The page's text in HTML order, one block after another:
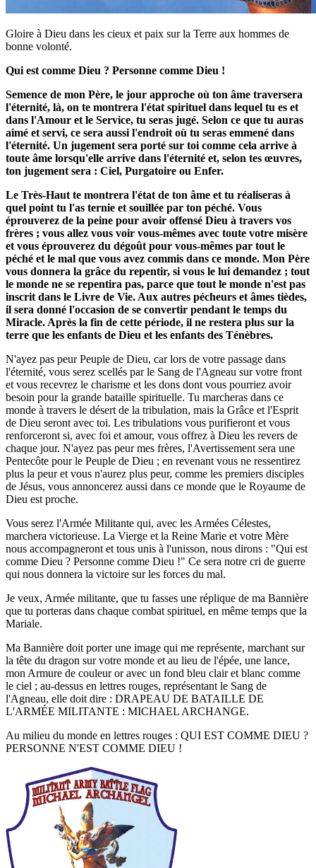
Gloire à Dieu dans les cieux et paix sur la Terre aux hommes de
bonne volonté.
Qui est comme Dieu ? Personne comme Dieu !
Semence de mon Père, le jour approche où ton âme traversera
l'éternité, là, on te montrera l'état spirituel dans lequel tu es et
dans l'Amour et le Service, tu seras jugé. Selon ce que tu auras
aimé et servi, ce sera aussi l'endroit où tu seras emmené dans
l'éternité. Un jugement sera porté sur toi comme cela arrive à
toute âme lorsqu'elle arrive dans l'éternité et, selon tes œuvres,
ton jugement sera : Ciel, Purgatoire ou Enfer.
Le Très-Haut te montrera l'état de ton âme et tu réaliseras à
quel point tu l'as ternie et souillée par ton péché. Vous
éprouverez de la peine pour avoir offensé Dieu à travers vos
frères ; vous allez vous voir vous-mêmes avec toute votre misère
et vous éprouverez du dégoût pour vous-mêmes par tout le
péché et le mal que vous avez commis dans ce monde. Mon Père
vous donnera la grâce du repentir, si vous le lui demandez ; tout
le monde ne se repentira pas, parce que tout le monde n'est pas
inscrit dans le Livre de Vie. Aux autres pécheurs et âmes tièdes,
il sera donné l'occasion de se convertir pendant le temps du
Miracle. Après la fin de cette période, il ne restera plus sur la
terre que les enfants de Dieu et les enfants des Ténèbres.
N'ayez pas peur Peuple de Dieu, car lors de votre passage dans
l'éternité, vous serez scellés par le Sang de l'Agneau sur votre front
et vous recevrez le charisme et les dons dont vous pourriez avoir
besoin pour la grande bataille spirituelle. Tu marcheras dans ce
monde à travers le désert de la tribulation, mais la Grâce et l'Esprit
de Dieu seront avec toi. Les tribulations vous purifieront et vous
renforceront si, avec foi et amour, vous offrez à Dieu les revers de
chaque jour. N'ayez pas peur mes frères, l'Avertissement sera une
Pentecôte pour le Peuple de Dieu ; en revenant vous ne ressentirez
plus la peur et vous n'aurez plus peur, comme les premiers disciples
de Jésus, vous annoncerez aussi dans ce monde que le Royaume de
Dieu est proche.
Vous serez l'Armée Militante qui, avec les Armées Célestes,
marchera victorieuse. La Vierge et la Reine Marie et votre Mère
nous accompagneront et tous unis à l'unisson, nous dirons : "Qui est
comme Dieu ? Personne comme Dieu !" Ce sera notre cri de guerre
qui nous donnera la victoire sur les forces du mal.
Je veux, Armée militante, que tu fasses une réplique de ma Bannière
que tu porteras dans chaque combat spirituel, en même temps que la
Mariale.
Ma Bannière doit porter une image qui me représente, marchant sur
la tête du dragon sur votre monde et au lieu de l'épée, une lance,
mon Armure de couleur or avec un fond bleu clair et blanc comme
le ciel ; au-dessus en lettres rouges, représentant le Sang de
l'Agneau, elle doit dire : DRAPEAU DE BATAILLE DE
L'ARMÉE MILITANTE : MICHAEL ARCHANGE.
Au milieu du monde en lettres rouges : QUI EST COMME DIEU ?
PERSONNE N'EST COMME DIEU !